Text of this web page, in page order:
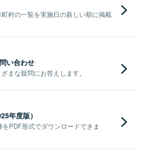
村の一覧を実施日の新しい順に掲載
い合わせ
まな疑問にお答えします。
年度版）
PDF形式でダウンロードできま